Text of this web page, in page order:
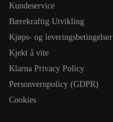
Kundeservice
Bærekraftig Utvikling
Kjøps- og leveringsbetingelser
Kjekt å vite
Klarna Privacy Policy
Personvernpolicy (GDPR)
Cookies